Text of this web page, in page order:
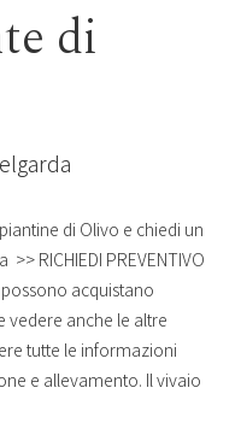
di
di Olivo e chiedi un
RICHIEDI PREVENTIVO
acquistano
vedere anche le altre
tutte le informazioni
e allevamento. Il vivaio